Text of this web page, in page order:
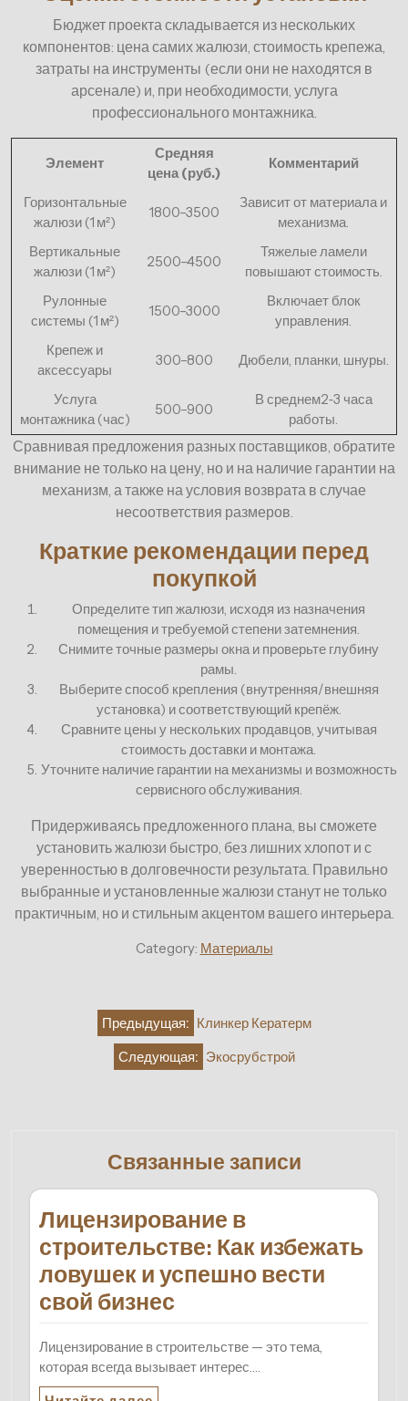
Бюджет проекта складывается из нескольких
компонентов: цена самих жалюзи, стоимость крепежа,
затраты на инструменты (если они не находятся в
арсенале) и, при необходимости, услуга
профессионального монтажника.
Элемент
Средняя
цена (руб.)
Комментарий
Горизонтальные
жалюзи (1 м²)
1800–3500
Зависит от материала и
механизма.
Вертикальные
жалюзи (1 м²)
2500–4500
Тяжелые ламели
повышают стоимость.
Рулонные
системы (1 м²)
1500–3000
Включает блок
управления.
Крепеж и
аксессуары
300–800 Дюбели, планки, шнуры.
Услуга
монтажника (час)
500–900
В среднем2‑3 часа
работы.
Сравнивая предложения разных поставщиков, обратите
внимание не только на цену, но и на наличие гарантии на
механизм, а также на условия возврата в случае
несоответствия размеров.
Краткие рекомендации перед
покупкой
Определите тип жалюзи, исходя из назначения
помещения и требуемой степени затемнения.
Снимите точные размеры окна и проверьте глубину
рамы.
Выберите способ крепления (внутренняя/внешняя
установка) и соответствующий крепёж.
Сравните цены у нескольких продавцов, учитывая
стоимость доставки и монтажа.
Уточните наличие гарантии на механизмы и возможность
сервисного обслуживания.
Придерживаясь предложенного плана, вы сможете
установить жалюзи быстро, без лишних хлопот и с
уверенностью в долговечности результата. Правильно
выбранные и установленные жалюзи станут не только
практичным, но и стильным акцентом вашего интерьера.
Category: Материалы
НавигацияПредыдущая: Клинкер Кератерм
Следующая: Экосрубстрой
Связанные записи
Лицензирование в
строительстве: Как избежать
ловушек и успешно вести
свой бизнес
Лицензирование в строительстве — это тема,
которая всегда вызывает интерес.…